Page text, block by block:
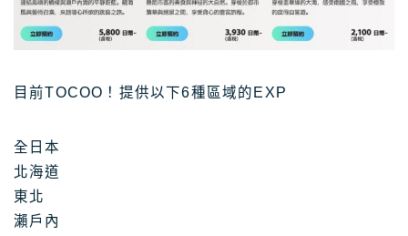
目前TOCOO！提供以下6種區域的EXP
全日本
北海道
東北
瀨戶內